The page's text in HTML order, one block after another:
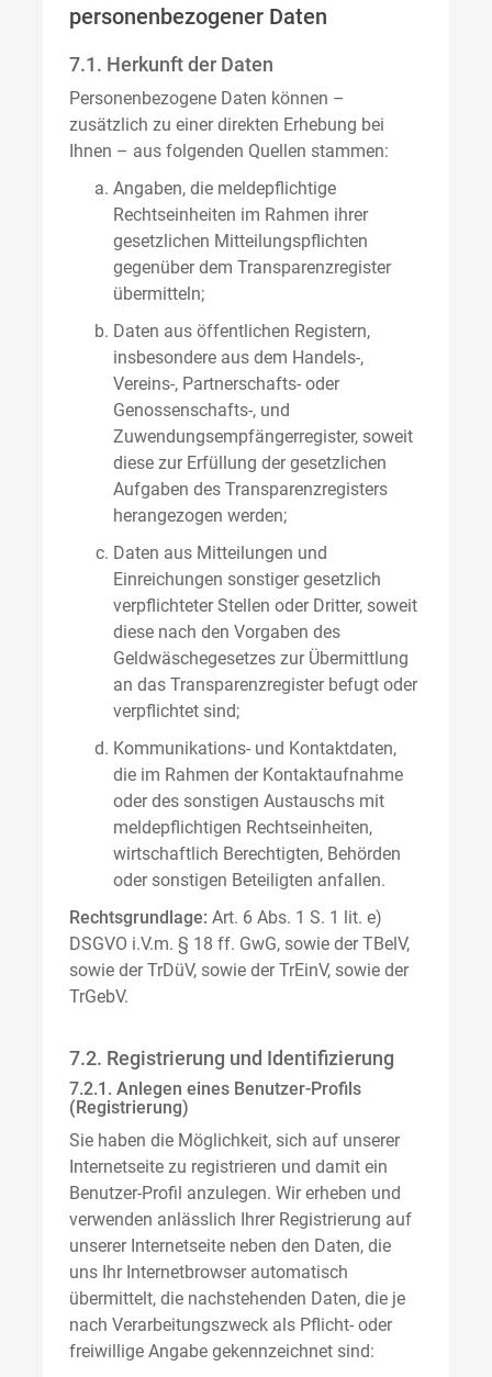
personenbezogener Daten
7.1. Herkunft der Daten
Personenbezogene Daten können –
zusätzlich zu einer direkten Erhebung bei
Ihnen – aus folgenden Quellen stammen:
Angaben, die meldepflichtige
Rechtseinheiten im Rahmen ihrer
gesetzlichen Mitteilungspflichten
gegenüber dem Transparenzregister
übermitteln;
Daten aus öffentlichen Registern,
insbesondere aus dem Handels-,
Vereins-, Partnerschafts- oder
Genossenschafts-, und
Zuwendungsempfängerregister, soweit
diese zur Erfüllung der gesetzlichen
Aufgaben des Transparenzregisters
herangezogen werden;
Daten aus Mitteilungen und
Einreichungen sonstiger gesetzlich
verpflichteter Stellen oder Dritter, soweit
diese nach den Vorgaben des
Geldwäschegesetzes zur Übermittlung
an das Transparenzregister befugt oder
verpflichtet sind;
Kommunikations- und Kontaktdaten,
die im Rahmen der Kontaktaufnahme
oder des sonstigen Austauschs mit
meldepflichtigen Rechtseinheiten,
wirtschaftlich Berechtigten, Behörden
oder sonstigen Beteiligten anfallen.
Rechtsgrundlage: Art. 6 Abs. 1 S. 1 lit. e)
DSGVO i.V.m. § 18 ff. GwG, sowie der TBelV,
sowie der TrDüV, sowie der TrEinV, sowie der
TrGebV.
7.2. Registrierung und Identifizierung
7.2.1. Anlegen eines Benutzer-Profils
(Registrierung)
Sie haben die Möglichkeit, sich auf unserer
Internetseite zu registrieren und damit ein
Benutzer-Profil anzulegen. Wir erheben und
verwenden anlässlich Ihrer Registrierung auf
unserer Internetseite neben den Daten, die
uns Ihr Internetbrowser automatisch
übermittelt, die nachstehenden Daten, die je
nach Verarbeitungszweck als Pflicht- oder
freiwillige Angabe gekennzeichnet sind: